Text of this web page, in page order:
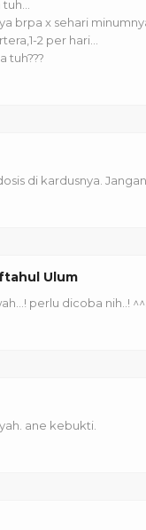
brpa x sehari
2 per hari...
tuh???
di kardusnya.
Ulum
perlu dicoba nih..!
ane kebukti.